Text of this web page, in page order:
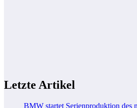
Letzte Artikel
BMW startet Serienproduktion des